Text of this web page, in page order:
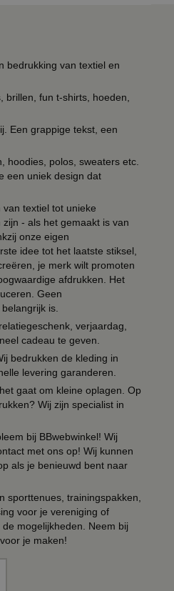
bedrukking van textiel en
brillen, fun t-shirts, hoeden,
Een grappige tekst, een
hoodies, polos, sweaters etc.
een uniek design dat
textiel tot unieke
- als het gemaakt is van
onze eigen
idee tot het laatste stiksel,
je merk wilt promoten
afdrukken. Het
Geen
is.
verjaardag,
cadeau te geven.
bedrukken de kleding in
levering garanderen.
gaat om kleine oplagen. Op
Wij zijn specialist in
bij BBwebwinkel! Wij
met ons op! Wij kunnen
als je benieuwd bent naar
sporttenues, trainingspakken,
voor je vereniging of
mogelijkheden. Neem bij
je maken!